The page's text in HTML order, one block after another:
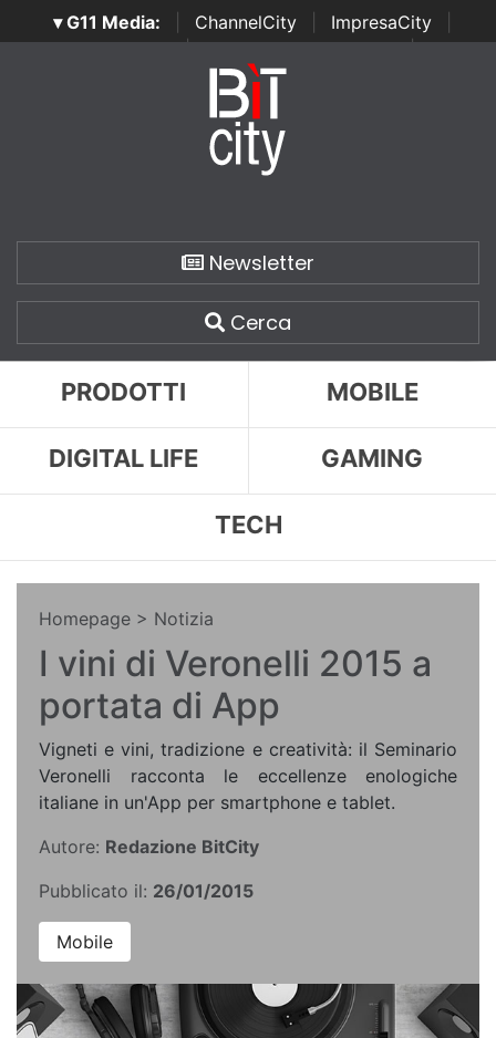
▾ G11 Media: ChannelCity ImpresaCity
SecurityOpenLab | Italian Channel Awards | Italian
Italian Security Awards
Newsletter
Cerca
PRODOTTI MOBILE
DIGITAL LIFE GAMING
TECH
Homepage > Notizia
I vini di Veronelli 2015 a
portata di App
Vigneti e vini, tradizione e creatività: il Seminario
Veronelli racconta le eccellenze enologiche
italiane in un'App per smartphone e tablet.
Autore: Redazione BitCity
Pubblicato il: 26/01/2015
Mobile